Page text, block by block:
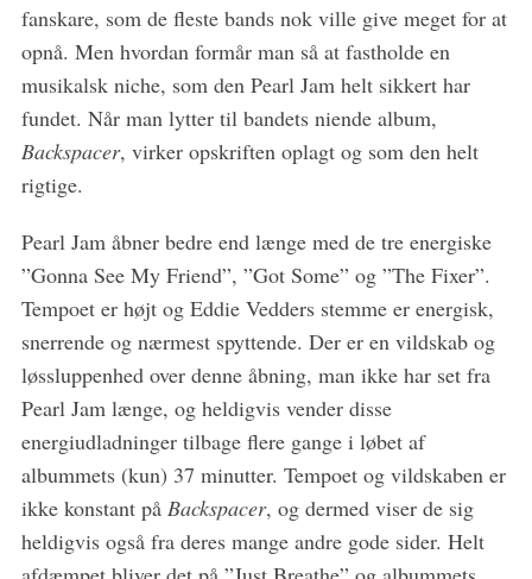
fanskare, som de fleste bands nok ville give meget for at
opnå. Men hvordan formår man så at fastholde en
musikalsk niche, som den Pearl Jam helt sikkert har
fundet. Når man lytter til bandets niende album,
Backspacer, virker opskriften oplagt og som den helt
rigtige.
Pearl Jam åbner bedre end længe med de tre energiske
”Gonna See My Friend”, ”Got Some” og ”The Fixer”.
Tempoet er højt og Eddie Vedders stemme er energisk,
snerrende og nærmest spyttende. Der er en vildskab og
løssluppenhed over denne åbning, man ikke har set fra
Pearl Jam længe, og heldigvis vender disse
energiudladninger tilbage flere gange i løbet af
albummets (kun) 37 minutter. Tempoet og vildskaben er
ikke konstant på Backspacer, og dermed viser de sig
heldigvis også fra deres mange andre gode sider. Helt
e
a
r
c